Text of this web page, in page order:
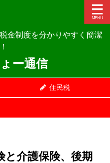
金制度を分かりやすく簡潔
ー通信
住民税
と介護保険、後期